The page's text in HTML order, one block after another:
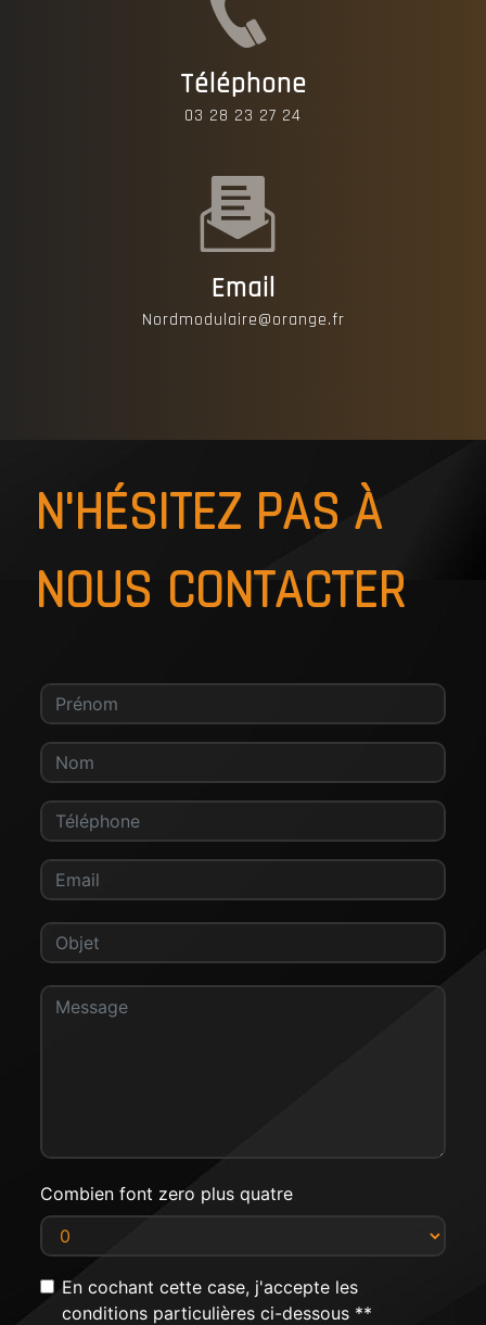
Téléphone
03 28 23 27 24
Email
nordmodulaire@orange.fr
N'HÉSITEZ PAS À
NOUS CONTACTER
Combien font zero plus quatre
En cochant cette case, j'accepte les
conditions particulières ci-dessous **